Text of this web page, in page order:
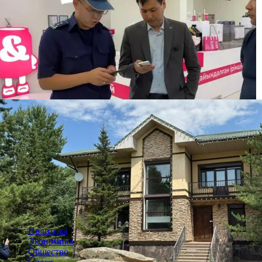
спецоперация АФМ и КНБ: в
области задержали 13 человек
оштрафовали на 86 500 тенге за
раздачу мороженого детям
Политика
Экономика
Общество